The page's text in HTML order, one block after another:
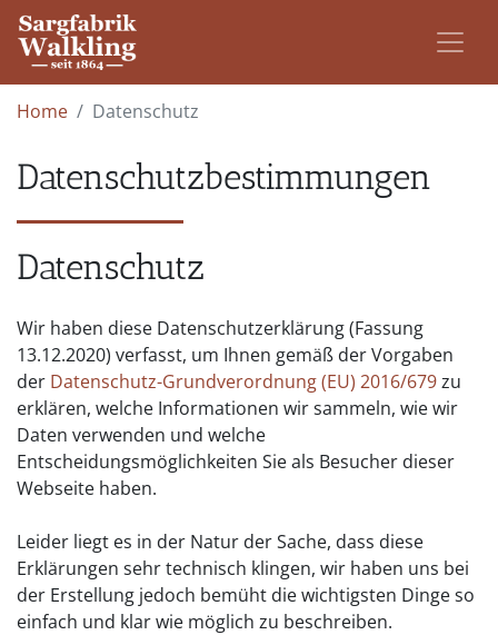
Home Datenschutz
Datenschutz­bestimmungen
Datenschutz
Wir haben diese Datenschutzerklärung (Fassung
13.12.2020) verfasst, um Ihnen gemäß der Vorgaben
der Datenschutz-Grundverordnung (EU) 2016/679zu
erklären, welche Informationen wir sammeln, wie wir
Daten verwenden und welche
Entscheidungsmöglichkeiten Sie als Besucher dieser
Webseite haben.
Leider liegt es in der Natur der Sache, dass diese
Erklärungen sehr technisch klingen, wir haben uns bei
der Erstellung jedoch bemüht die wichtigsten Dinge so
einfach und klar wie möglich zu beschreiben.